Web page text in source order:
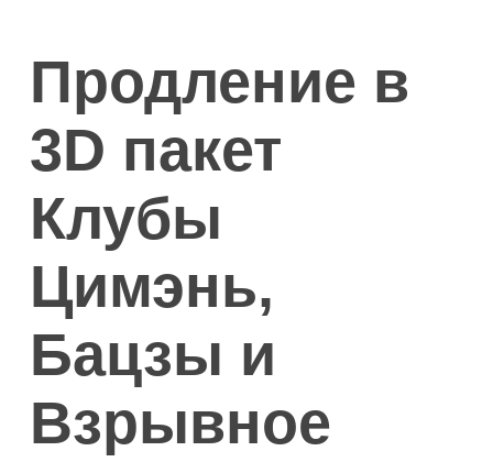
Продление в
3D пакет
Клубы
Цимэнь,
Бацзы и
Взрывное